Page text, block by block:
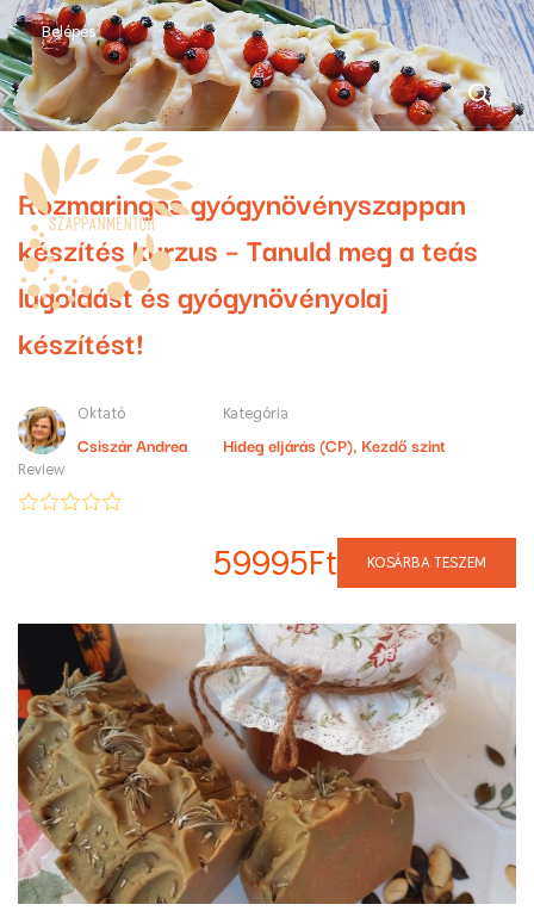
Belépés
Rozmaringos gyógynövényszappan
készítés kurzus – Tanuld meg a teás
lúgoldást és gyógynövényolaj
készítést!
Oktató
Csiszár Andrea
Kategória
Hideg eljárás (CP), Kezdő szint
Review
59995Ft KOSÁRBA TESZEM